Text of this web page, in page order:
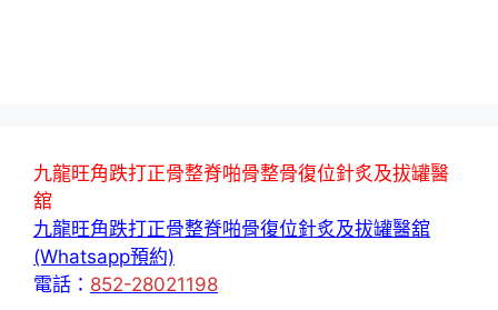
九龍旺角跌打正骨整脊啪骨整骨復位針炙及拔罐醫
舘
九龍旺角跌打正骨整脊啪骨復位針炙及拔罐醫舘
(Whatsapp預約)
電話： 852-28021198